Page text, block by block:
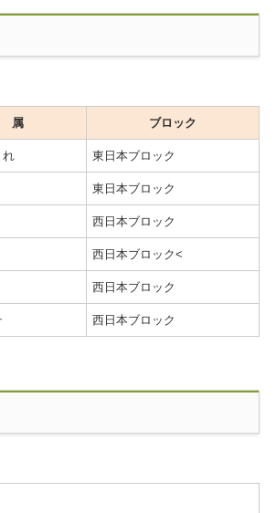
属 ブロック
れ 東日本ブロック
東日本ブロック
西日本ブロック
西日本ブロック<
西日本ブロック
西日本ブロック